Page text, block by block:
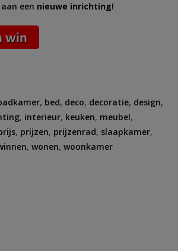
een nieuwe inrichting!
, bed, deco, decoratie, design,
, interieur, keuken, meubel,
, prijzen, prijzenrad, slaapkamer,
, wonen, woonkamer